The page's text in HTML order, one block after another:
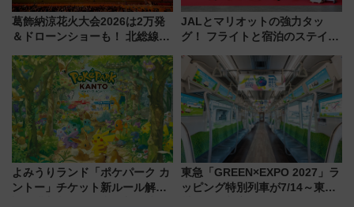
葛飾納涼花火大会2026は2万発
＆ドローンショーも！ 北総線を
車、観覧スポット情報と周辺観
光まとめ（7/28開催）
JALとマリオットの強力タッ
グ！ フライトと宿泊のステイタ
上級会員資格を効率よく獲得す
る方法を解説
よみうりランド「ポケパーク カ
ントー」チケット新ルール解
東急「GREEN×EXPO 2027」ラ
ッピング特別列車が7/14～東